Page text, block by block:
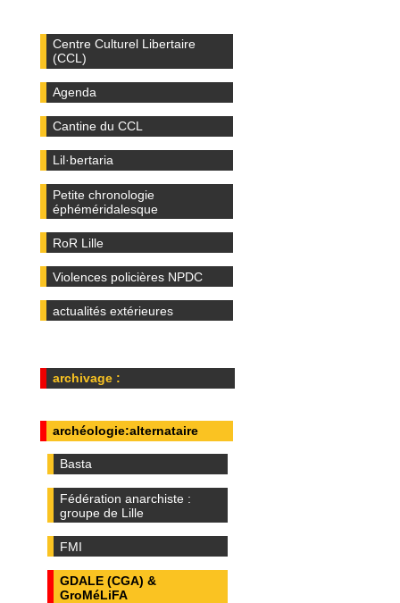
Centre Culturel Libertaire
(CCL)
Agenda
Cantine du CCL
Lil·bertaria
Petite chronologie
éphéméridalesque
RoR Lille
Violences policières NPDC
actualités extérieures
archivage :
archéologie:alternataire
Basta
Fédération anarchiste :
groupe de Lille
FMI
GDALE (CGA) &
GroMéLiFA